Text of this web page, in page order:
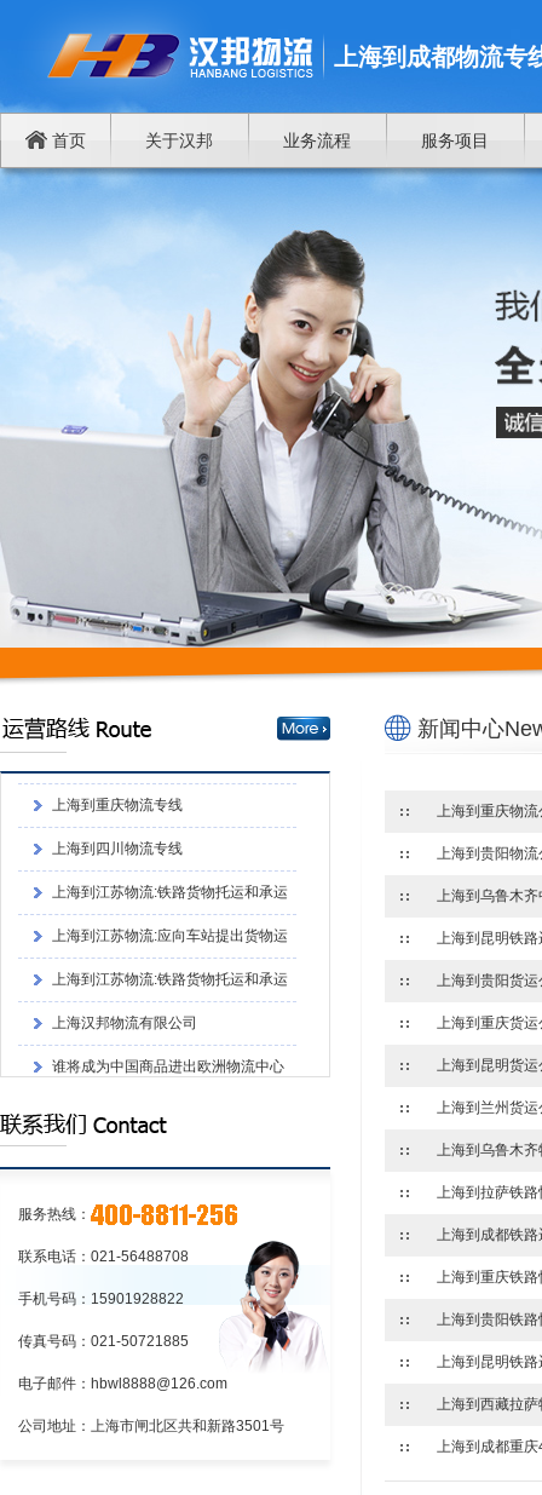
上海到成都物流专
首页 关于汉邦 业务流程 服务项目
谁将成为中国商品进出欧洲物流中心
上海到成都物流专线
上海到重庆物流专线
上海到四川物流专线
上海到江苏物流:铁路货物托运和承运
的程序上海到江苏物流:铁路货物托运和承
运的程序
上海到江苏物流:应向车站提出货物运
单和运单上海到江苏物流:铁路货物托运和承运
的程序上海汉邦物流有限公司
谁将成为中国商品进出欧洲物流中心
上海到成都物流专线
上海到重庆物流专线
上海到四川物流专线
上海到江苏物流:铁路货物托运和承运
的程序上海到江苏物流:铁路货物托运和承
运的程序
上海到江苏物流:应向车站提出货物运
单和运单上海到江苏物流:铁路货物托运和承运
的程序
服务热线：
联系电话：021-56488708
手机号码：15901928822
传真号码：021-50721885
电子邮件：hbwl8888@126.com
公司地址：上海市闸北区共和新路3501号
新闻中心
上海到昆明铁
上海到成都重